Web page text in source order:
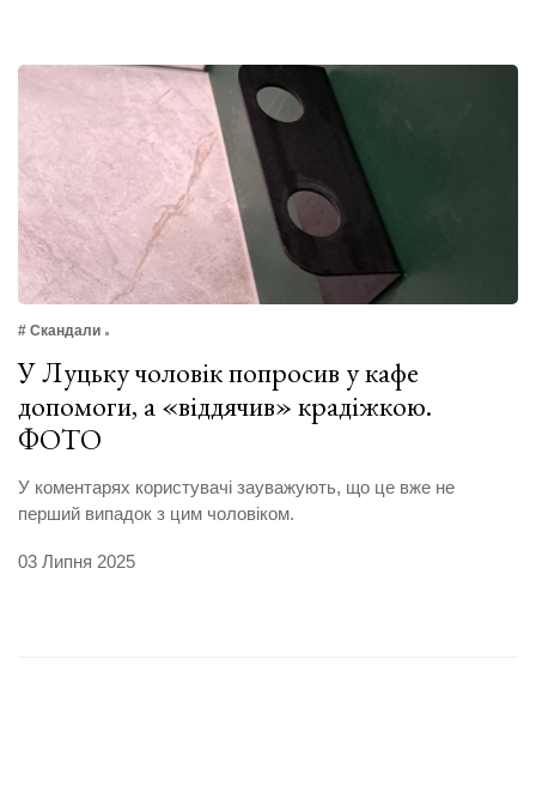
# Скандали
У Луцьку чоловік попросив у кафе
допомоги, а «віддячив» крадіжкою.
ФОТО
У коментарях користувачі зауважують, що це вже не
перший випадок з цим чоловіком.
03 Липня 2025